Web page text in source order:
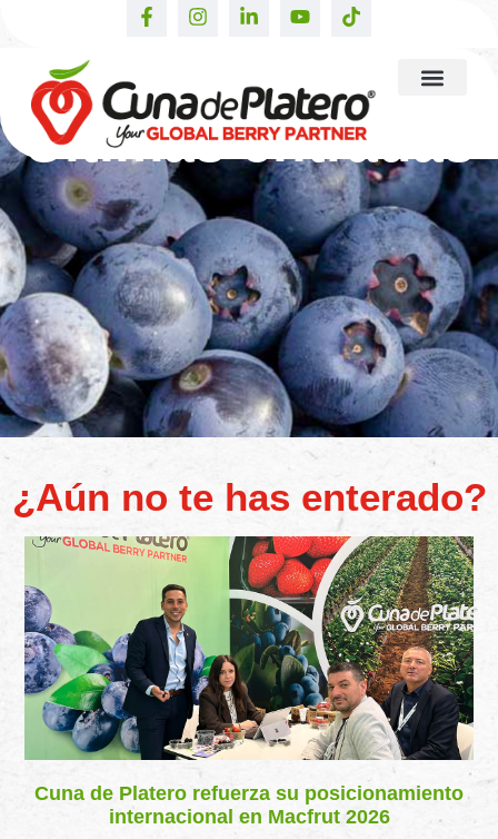
Últimas entradas
¿Aún no te has enterado?
Cuna de Platero refuerza su posicionamiento
internacional en Macfrut 2026